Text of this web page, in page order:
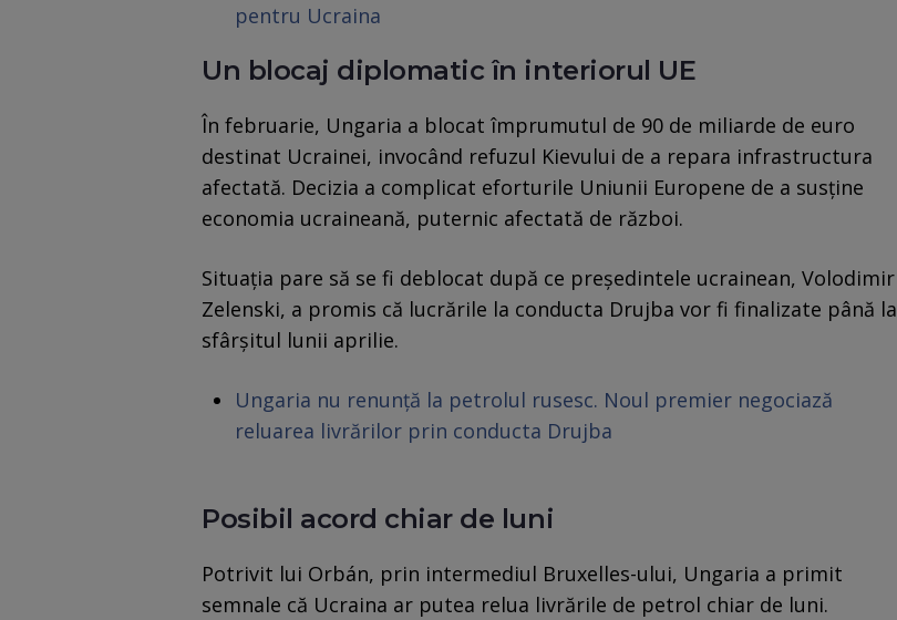
pentru Ucraina
Un blocaj diplomatic în interiorul UE
În februarie, Ungaria a blocat împrumutul de 90 de miliarde de euro
destinat Ucrainei, invocând refuzul Kievului de a repara infrastructura
afectată. Decizia a complicat eforturile Uniunii Europene de a susține
economia ucraineană, puternic afectată de război.
Situația pare să se fi deblocat după ce președintele ucrainean, Volodimir
Zelenski, a promis că lucrările la conducta Drujba vor fi finalizate până la
sfârșitul lunii aprilie.
Ungaria nu renunță la petrolul rusesc. Noul premier negociază
reluarea livrărilor prin conducta Drujba
Posibil acord chiar de luni
Potrivit lui Orbán, prin intermediul Bruxelles-ului, Ungaria a primit
semnale că Ucraina ar putea relua livrările de petrol chiar de luni.